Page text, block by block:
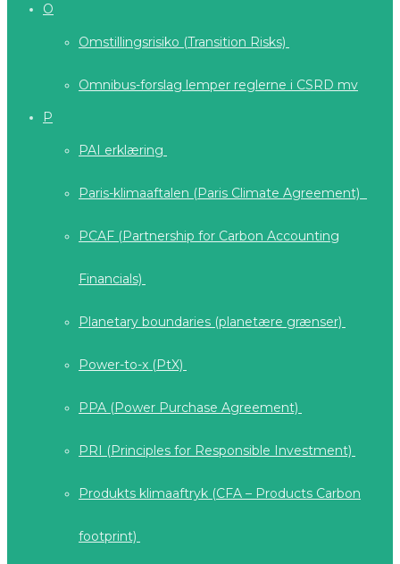
O
Omstillingsrisiko (Transition Risks)
Omnibus-forslag lemper reglerne i CSRD mv
P
PAI erklæring
Paris-klimaaftalen (Paris Climate Agreement)
PCAF (Partnership for Carbon Accounting
Financials)
Planetary boundaries (planetære grænser)
Power-to-x (PtX)
PPA (Power Purchase Agreement)
PRI (Principles for Responsible Investment)
Produkts klimaaftryk (CFA – Products Carbon
footprint)